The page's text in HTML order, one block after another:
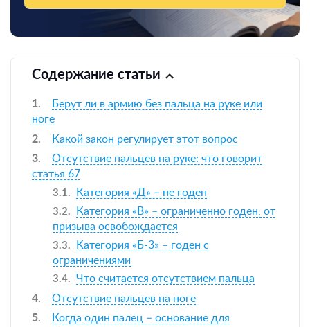
Содержание статьи
Берут ли в армию без пальца на руке или
ноге
Какой закон регулирует этот вопрос
Отсутствие пальцев на руке: что говорит
статья 67
Категория «Д» – не годен
Категория «В» – ограниченно годен, от
призыва освобождается
Категория «Б-3» – годен с
ограничениями
Что считается отсутствием пальца
Отсутствие пальцев на ноге
Когда один палец – основание для